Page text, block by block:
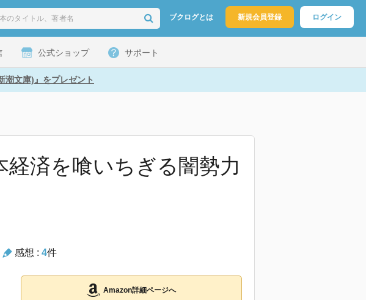
ブクログとは 新規会員登録 ログイン
公式ショップ サポート
潮文庫)』をプレゼント
済を喰いちぎる闇勢力
感想 : 4件
Amazon詳細ページへ